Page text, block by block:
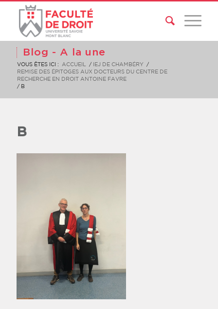
Blog - A la une
VOUS ÊTES ICI : ACCUEIL / IEJ DE CHAMBÉRY
/
REMISE DES ÉPITOGES AUX DOCTEURS DU CENTRE DE
RECHERCHE EN DROIT ANTOINE FAVRE
/ B
B